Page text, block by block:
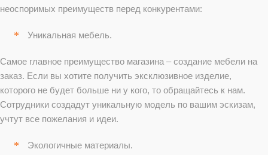
неоспоримых преимуществ перед конкурентами:
Уникальная мебель.
Самое главное преимущество магазина – создание мебели на
заказ. Если вы хотите получить эксклюзивное изделие,
которого не будет больше ни у кого, то обращайтесь к нам.
Сотрудники создадут уникальную модель по вашим эскизам,
учтут все пожелания и идеи.
Экологичные материалы.